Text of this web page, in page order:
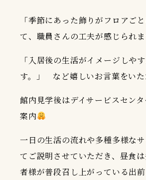
「季節にあった飾りがフロアご
て、職員さんの工夫が感じられま
「入居後の生活がイメージしや
す。」 など嬉しいお言葉をいた
館内見学後はデイサービスセン
案内
一日の生活の流れや多種多様な
てご説明させていただき、昼食
者様が普段召し上がっている出